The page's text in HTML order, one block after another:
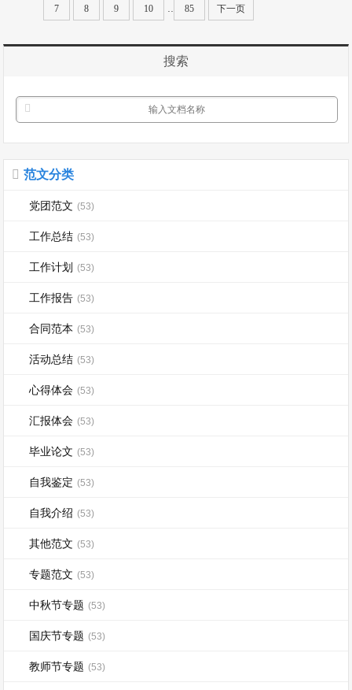
生...
7 8 9 10 85 下一页
搜索
范文分类
党团范文 (53)
工作总结 (53)
工作计划 (53)
工作报告 (53)
合同范本 (53)
活动总结 (53)
心得体会 (53)
汇报体会 (53)
毕业论文 (53)
自我鉴定 (53)
自我介绍 (53)
其他范文 (53)
专题范文 (53)
中秋节专题 (53)
国庆节专题 (53)
教师节专题 (53)